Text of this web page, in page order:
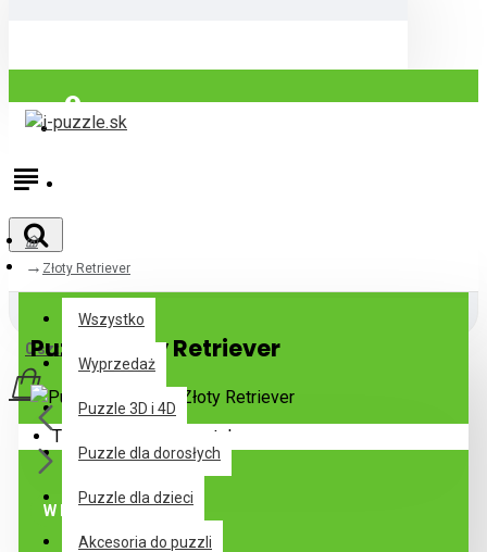
Zaloguj się
Wszystko
Wszystko
Wyprzedaż
Puzzle 3D i 4D
Puzzle dla dorosłych
Puzzle dla dzieci
Akcesoria do puzzli
0 szt. - 0,00€
Twój koszyk jest pusty!
Złoty Retriever
Puzzle Złoty Retriever
W Magazynie